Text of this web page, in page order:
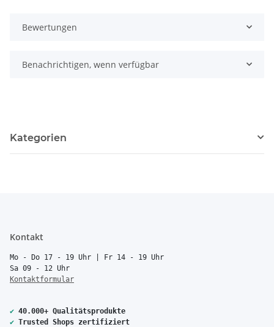
Bewertungen
Benachrichtigen, wenn verfügbar
Kategorien
Kontakt
Mo - Do 17 - 19 Uhr | Fr 14 - 19 Uhr
Sa 09 - 12 Uhr
Kontaktformular
✔ 40.000+ Qualitätsprodukte
✔ Trusted Shops zertifiziert